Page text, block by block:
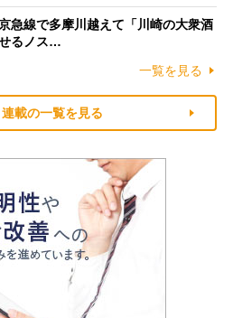
急線で多摩川越えて「川崎の大衆酒
るノス…
一覧を見る
載の一覧を見る